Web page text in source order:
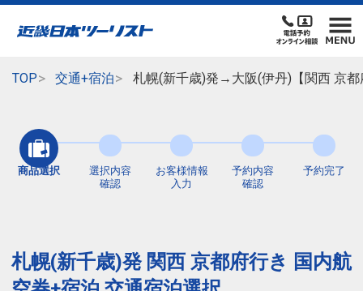
TOP 交通+宿泊 札幌(新千歳)発→大阪(伊丹)【関西 京
商品選択
選択内容
確認
お客様情報
入力
予約内容
確認
予約完了
札幌(新千歳)発 関西 京都府行き 国内航